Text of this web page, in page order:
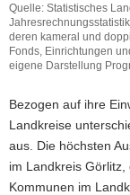
Quelle: Statistisches
deren kameral und
Fonds, Einrichtungen
eigene Darstellung
Bezogen auf ihre
Landkreise
aus. Die höchsten
im Landkreis
Kommunen im